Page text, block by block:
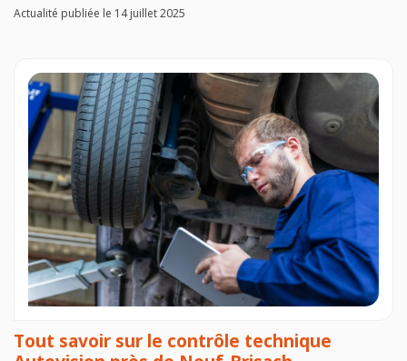
Actualité publiée le 14 juillet 2025
Tout savoir sur le contrôle technique